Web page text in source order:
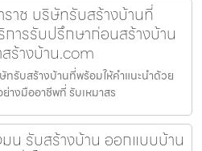
าช บริษัทรับสร้างบ้านที่
ารรับปรึกษาก่อนสร้างบ้าน
ร้างบ้าน.com
ทรับสร้างบ้านที่พร้อมให้คำแนะนำด้วย
างมืออาชีพที่ รับเหมาสร
น รับสร้างบ้าน ออกแบบบ้าน